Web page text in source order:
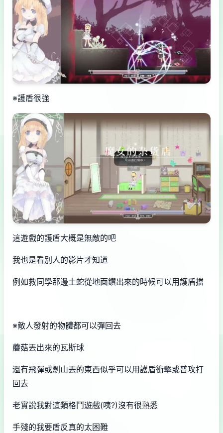
※護盾很強
這遊戲的護盾大概是無敵的吧
我也是看別人的影片才知道
例如救同學那邊土蛇從地面鑽出來的時候可以用護盾擋
※敵人發射的物體都可以彈回去
蘑菇丟出來的瓦斯球
還有飛彈或劍山丟的東西似乎可以用護盾衝擊或普攻打
回去
老實說我對這類格鬥遊戲(咦?)沒有很熟悉
手殘的我要盾反真的太困難